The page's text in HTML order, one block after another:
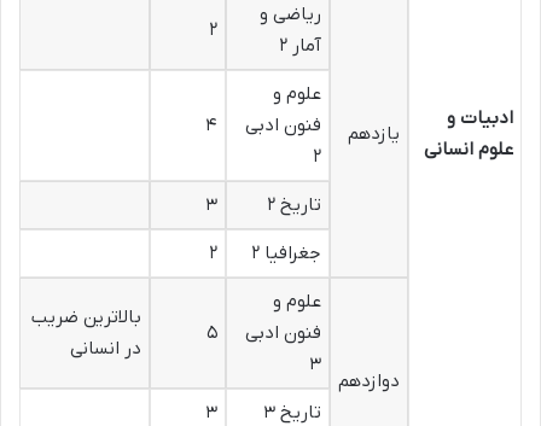
ادبیات و
علوم انسانی
یازدهم
ریاضی و
آمار ۲
۲
علوم و
فنون ادبی
۲
۴
تاریخ ۲
۳
جغرافیا ۲
۲
دوازدهم
علوم و
فنون ادبی
۳
۵
بالاترین ضریب
در انسانی
تاریخ ۳
۳